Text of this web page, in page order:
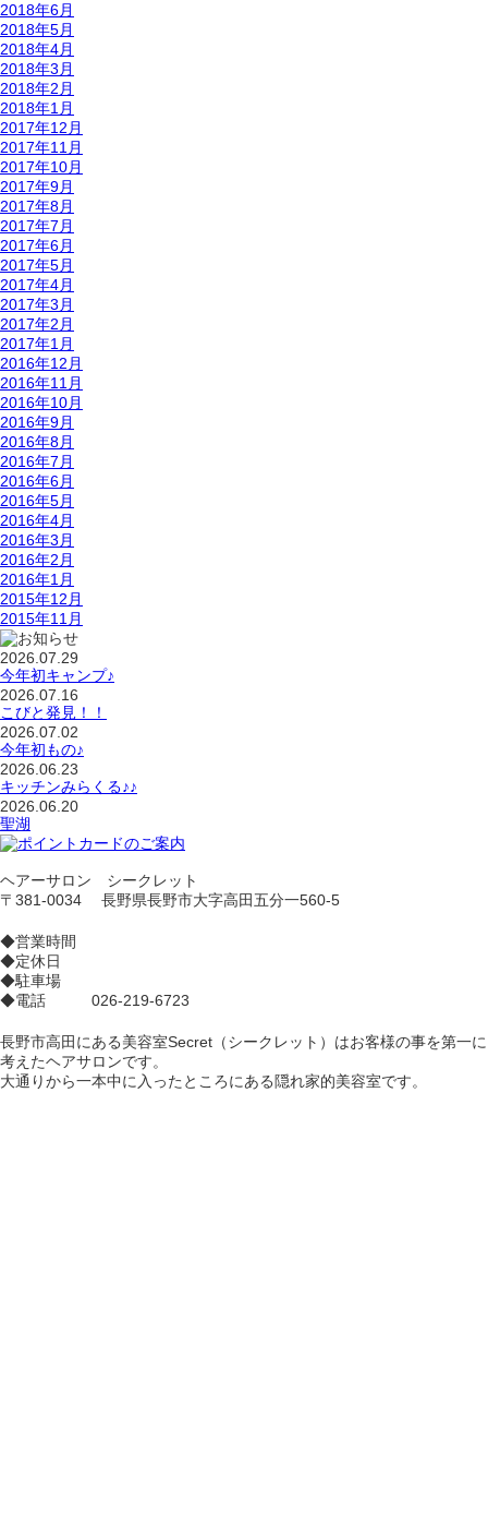
2018年6月
2018年5月
2018年4月
2018年3月
2018年2月
2018年1月
2017年12月
2017年11月
2017年10月
2017年9月
2017年8月
2017年7月
2017年6月
2017年5月
2017年4月
2017年3月
2017年2月
2017年1月
2016年12月
2016年11月
2016年10月
2016年9月
2016年8月
2016年7月
2016年6月
2016年5月
2016年4月
2016年3月
2016年2月
2016年1月
2015年12月
2015年11月
2026.07.29
今年初キャンプ♪
2026.07.16
こびと発見！！
2026.07.02
今年初もの♪
2026.06.23
キッチンみらくる♪♪
2026.06.20
聖湖
ヘアーサロン シークレット
〒381-0034 長野県長野市大字高田五分一560-5
◆営業時間
◆定休日
◆駐車場
◆電話 026-219-6723
長野市高田にある美容室Secret（シークレット）はお客様の事を第一に
考えたヘアサロンです。
大通りから一本中に入ったところにある隠れ家的美容室です。